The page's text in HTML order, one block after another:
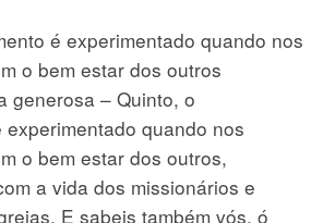
é experimentado quando nos
o bem estar dos outros
generosa – Quinto, o
quando nos
o bem estar dos outros,
a vida dos missionários e
E sabeis também vós, ó